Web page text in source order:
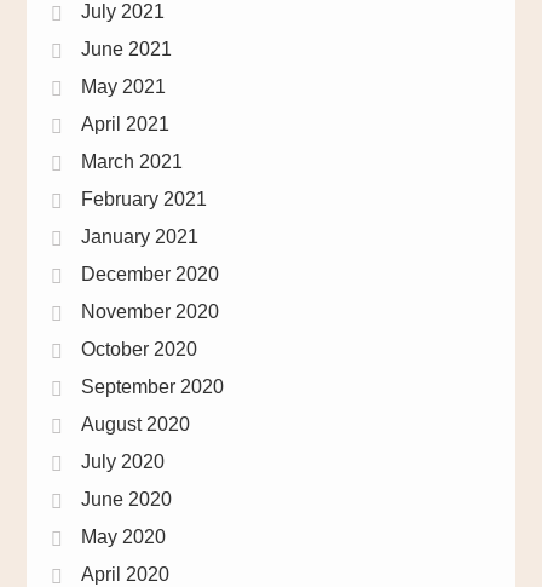
July 2021
June 2021
May 2021
April 2021
March 2021
February 2021
January 2021
December 2020
November 2020
October 2020
September 2020
August 2020
July 2020
June 2020
May 2020
April 2020